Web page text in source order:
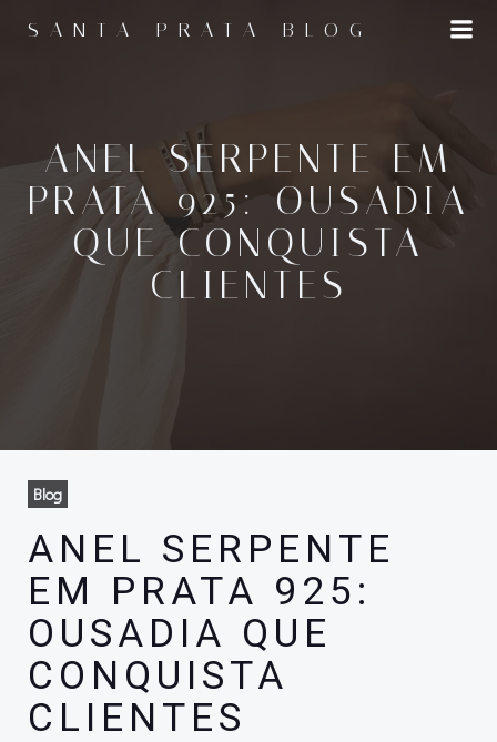
para
SANTA PRATA BLOG
ANEL SERPENTE EM
PRATA 925: OUSADIA
QUE CONQUISTA
CLIENTES
Blog
ANEL SERPENTE
EM PRATA 925:
OUSADIA QUE
CONQUISTA
CLIENTES